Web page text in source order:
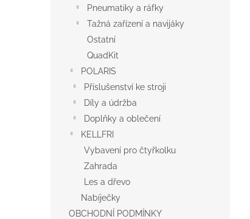
Pneumatiky a ráfky
Tažná zařízení a navijáky
Ostatní
QuadKit
POLARIS
Příslušenství ke stroji
Díly a údržba
Doplňky a oblečení
KELLFRI
Vybavení pro čtyřkolku
Zahrada
Les a dřevo
Nabíječky
OBCHODNÍ PODMÍNKY